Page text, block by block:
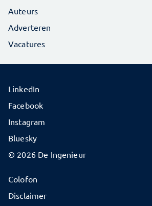
Auteurs
Adverteren
Vacatures
© 2026 De Ingenieur
Colofon
Disclaimer
LinkedIn
Facebook
Instagram
Bluesky